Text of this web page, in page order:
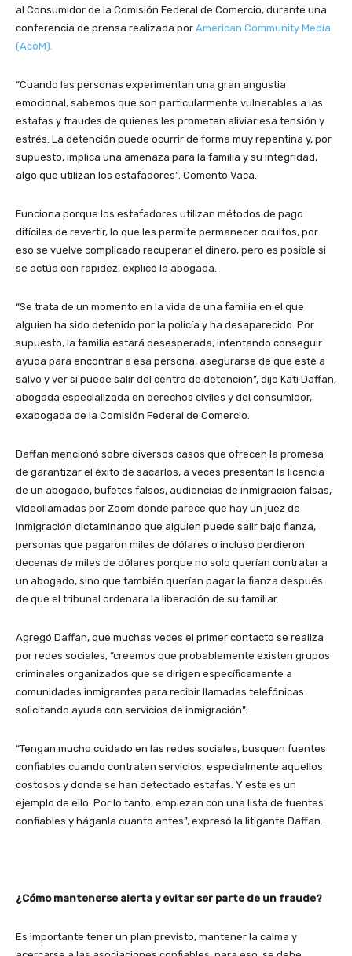
al Consumidor de la Comisión Federal de Comercio, durante una
conferencia de prensa realizada por American Community Media
(AcoM).
“Cuando las personas experimentan una gran angustia
emocional, sabemos que son particularmente vulnerables a las
estafas y fraudes de quienes les prometen aliviar esa tensión y
estrés. La detención puede ocurrir de forma muy repentina y, por
supuesto, implica una amenaza para la familia y su integridad,
algo que utilizan los estafadores”. Comentó Vaca.
Funciona porque los estafadores utilizan métodos de pago
difíciles de revertir, lo que les permite permanecer ocultos, por
eso se vuelve complicado recuperar el dinero, pero es posible si
se actúa con rapidez, explicó la abogada.
“Se trata de un momento en la vida de una familia en el que
alguien ha sido detenido por la policía y ha desaparecido. Por
supuesto, la familia estará desesperada, intentando conseguir
ayuda para encontrar a esa persona, asegurarse de que esté a
salvo y ver si puede salir del centro de detención”, dijo Kati Daffan,
abogada especializada en derechos civiles y del consumidor,
exabogada de la Comisión Federal de Comercio.
Daffan mencionó sobre diversos casos que ofrecen la promesa
de garantizar el éxito de sacarlos, a veces presentan la licencia
de un abogado, bufetes falsos, audiencias de inmigración falsas,
videollamadas por Zoom donde parece que hay un juez de
inmigración dictaminando que alguien puede salir bajo fianza,
personas que pagaron miles de dólares o incluso perdieron
decenas de miles de dólares porque no solo querían contratar a
un abogado, sino que también querían pagar la fianza después
de que el tribunal ordenara la liberación de su familiar.
Agregó Daffan, que muchas veces el primer contacto se realiza
por redes sociales, “creemos que probablemente existen grupos
criminales organizados que se dirigen específicamente a
comunidades inmigrantes para recibir llamadas telefónicas
solicitando ayuda con servicios de inmigración”.
“Tengan mucho cuidado en las redes sociales, busquen fuentes
confiables cuando contraten servicios, especialmente aquellos
costosos y donde se han detectado estafas. Y este es un
ejemplo de ello. Por lo tanto, empiezan con una lista de fuentes
confiables y háganla cuanto antes”, expresó la litigante Daffan.
¿Cómo mantenerse alerta y evitar ser parte de un fraude?
Es importante tener un plan previsto, mantener la calma y